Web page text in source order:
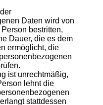
Daten wird von
bestritten,
Dauer, die es dem
ermöglicht, die
ist unrechtmäßig,
lehnt die
stattdessen